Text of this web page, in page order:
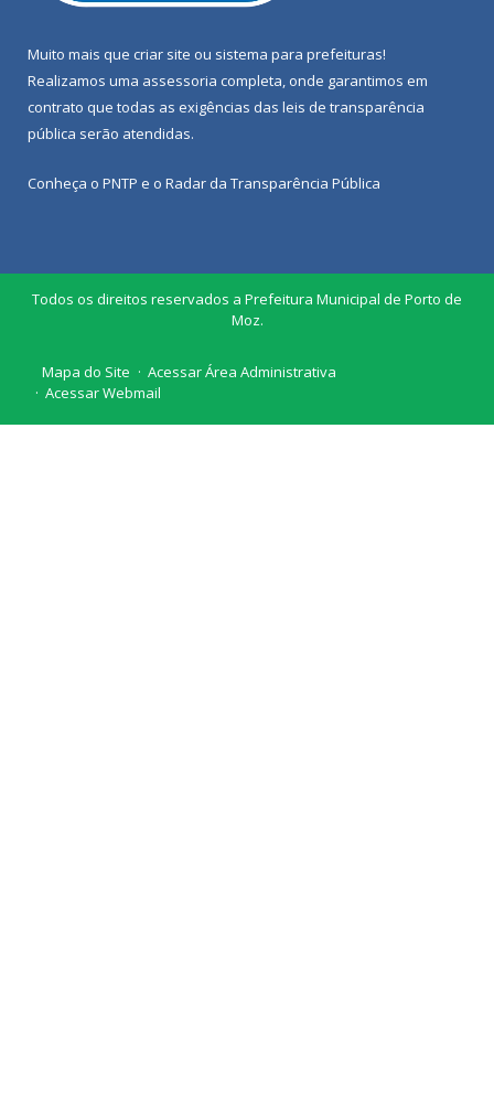
Muito mais que criar site ou sistema para prefeituras!
Realizamos uma assessoria completa, onde garantimos em
contrato que todas as exigências das leis de transparência
pública serão atendidas.
Conheça o PNTP e o Radar da Transparência Pública
Todos os direitos reservados a Prefeitura Municipal de Porto de
Moz.
Mapa do Site
Acessar Área Administrativa
Acessar Webmail